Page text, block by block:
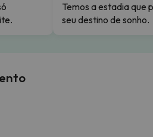
Temos a estadia que
seu destino de sonho.